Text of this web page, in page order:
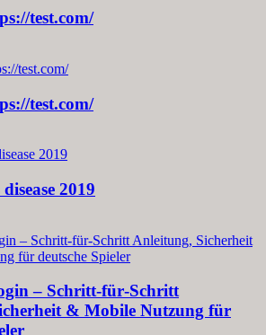
test.com/
test.com/
2019
– Schritt‑für‑Schritt
& Mobile Nutzung für